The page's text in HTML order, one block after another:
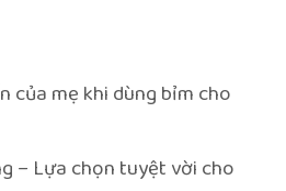
của mẹ khi dùng bỉm cho
– Lựa chọn tuyệt vời cho